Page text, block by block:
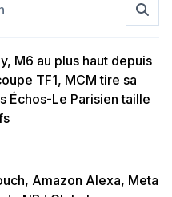
M6 au plus haut depuis
TF1, MCM tire sa
Échos-Le Parisien taille
Amazon Alexa, Meta